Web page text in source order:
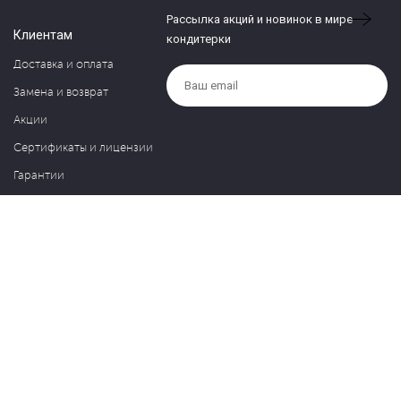
Клиентам
Доставка и оплата
Замена и возврат
Акции
Сертификаты и лицензии
Гарантии
Рассылка акций и новинок в мире
кондитерки